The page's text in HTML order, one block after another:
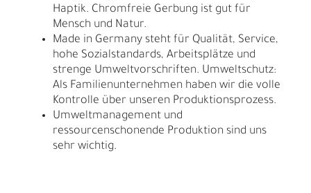
Haptik. Chromfreie Gerbung ist gut für
Mensch und Natur.
Made in Germany steht für Qualität, Service,
hohe Sozialstandards, Arbeitsplätze und
strenge Umweltvorschriften. Umweltschutz:
Als Familienunternehmen haben wir die volle
Kontrolle über unseren Produktionsprozess.
Umweltmanagement und
ressourcenschonende Produktion sind uns
sehr wichtig.